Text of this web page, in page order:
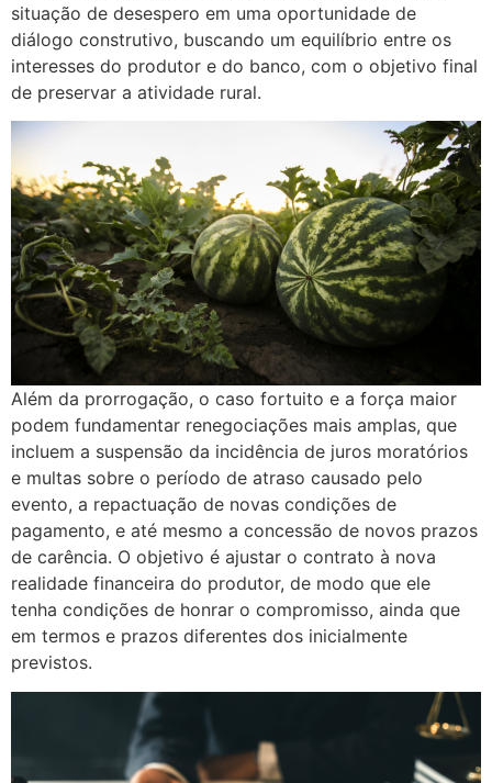
situação de desespero em uma oportunidade de
diálogo construtivo, buscando um equilíbrio entre os
interesses do produtor e do banco, com o objetivo final
de preservar a atividade rural.
Além da prorrogação, o caso fortuito e a força maior
podem fundamentar renegociações mais amplas, que
incluem a suspensão da incidência de juros moratórios
e multas sobre o período de atraso causado pelo
evento, a repactuação de novas condições de
pagamento, e até mesmo a concessão de novos prazos
de carência. O objetivo é ajustar o contrato à nova
realidade financeira do produtor, de modo que ele
tenha condições de honrar o compromisso, ainda que
em termos e prazos diferentes dos inicialmente
previstos.